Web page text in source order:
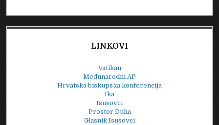
LINKOVI
Vatikan
Međunarodni AP
Hrvatska biskupska konferencija
Ika
Isusovci
Prostor Duha
Glasnik Isusovci